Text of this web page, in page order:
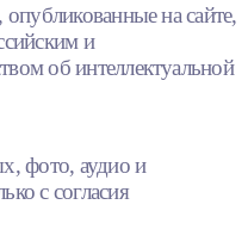
на сайте,
и
об интеллектуальной
фото, аудио и
с согласия